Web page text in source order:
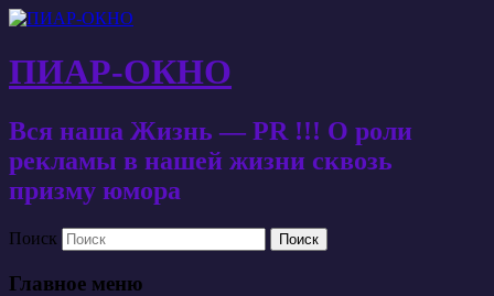
ПИАР-ОКНО
Вся наша Жизнь — PR !!! О роли
рекламы в нашей жизни сквозь
призму юмора
Поиск
Главное меню